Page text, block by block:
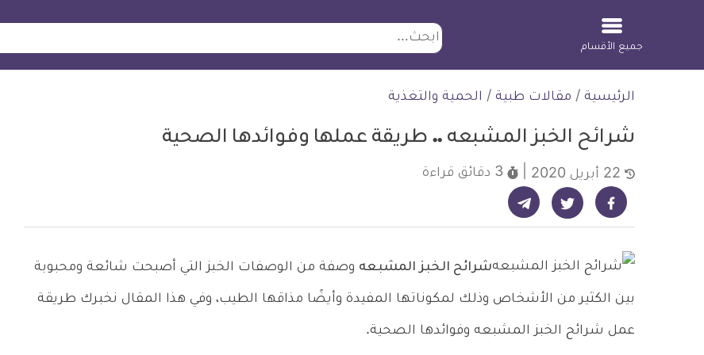
ابحث
جميع الأقسام
الرئيسية / مقالات طبية / الحمية والتغذية
شرائح الخبز المشبعه .. طريقة عملها وفوائدها الصحية
3 دقائق قراءة
شارك على فيسبوك - ديلي ميديكال انفو شارك على تويتر - ديلي ميديكال انفو شارك على تيليجرام - ديلي ميديكال انفو
شرائح الخبز المشبعه وصفة من الوصفات الخبز التي أصبحت شائعة ومحبوبة
بين الكثير من الأشخاص وذلك لمكوناتها المفيدة وأيضًا مذاقها الطيب، وفي هذا المقال نخبرك طريقة
عمل شرائح الخبز المشبعه وفوائدها الصحية.